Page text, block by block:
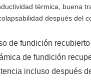
térmica, buena
después del
de fundición
de fundición
incluso después